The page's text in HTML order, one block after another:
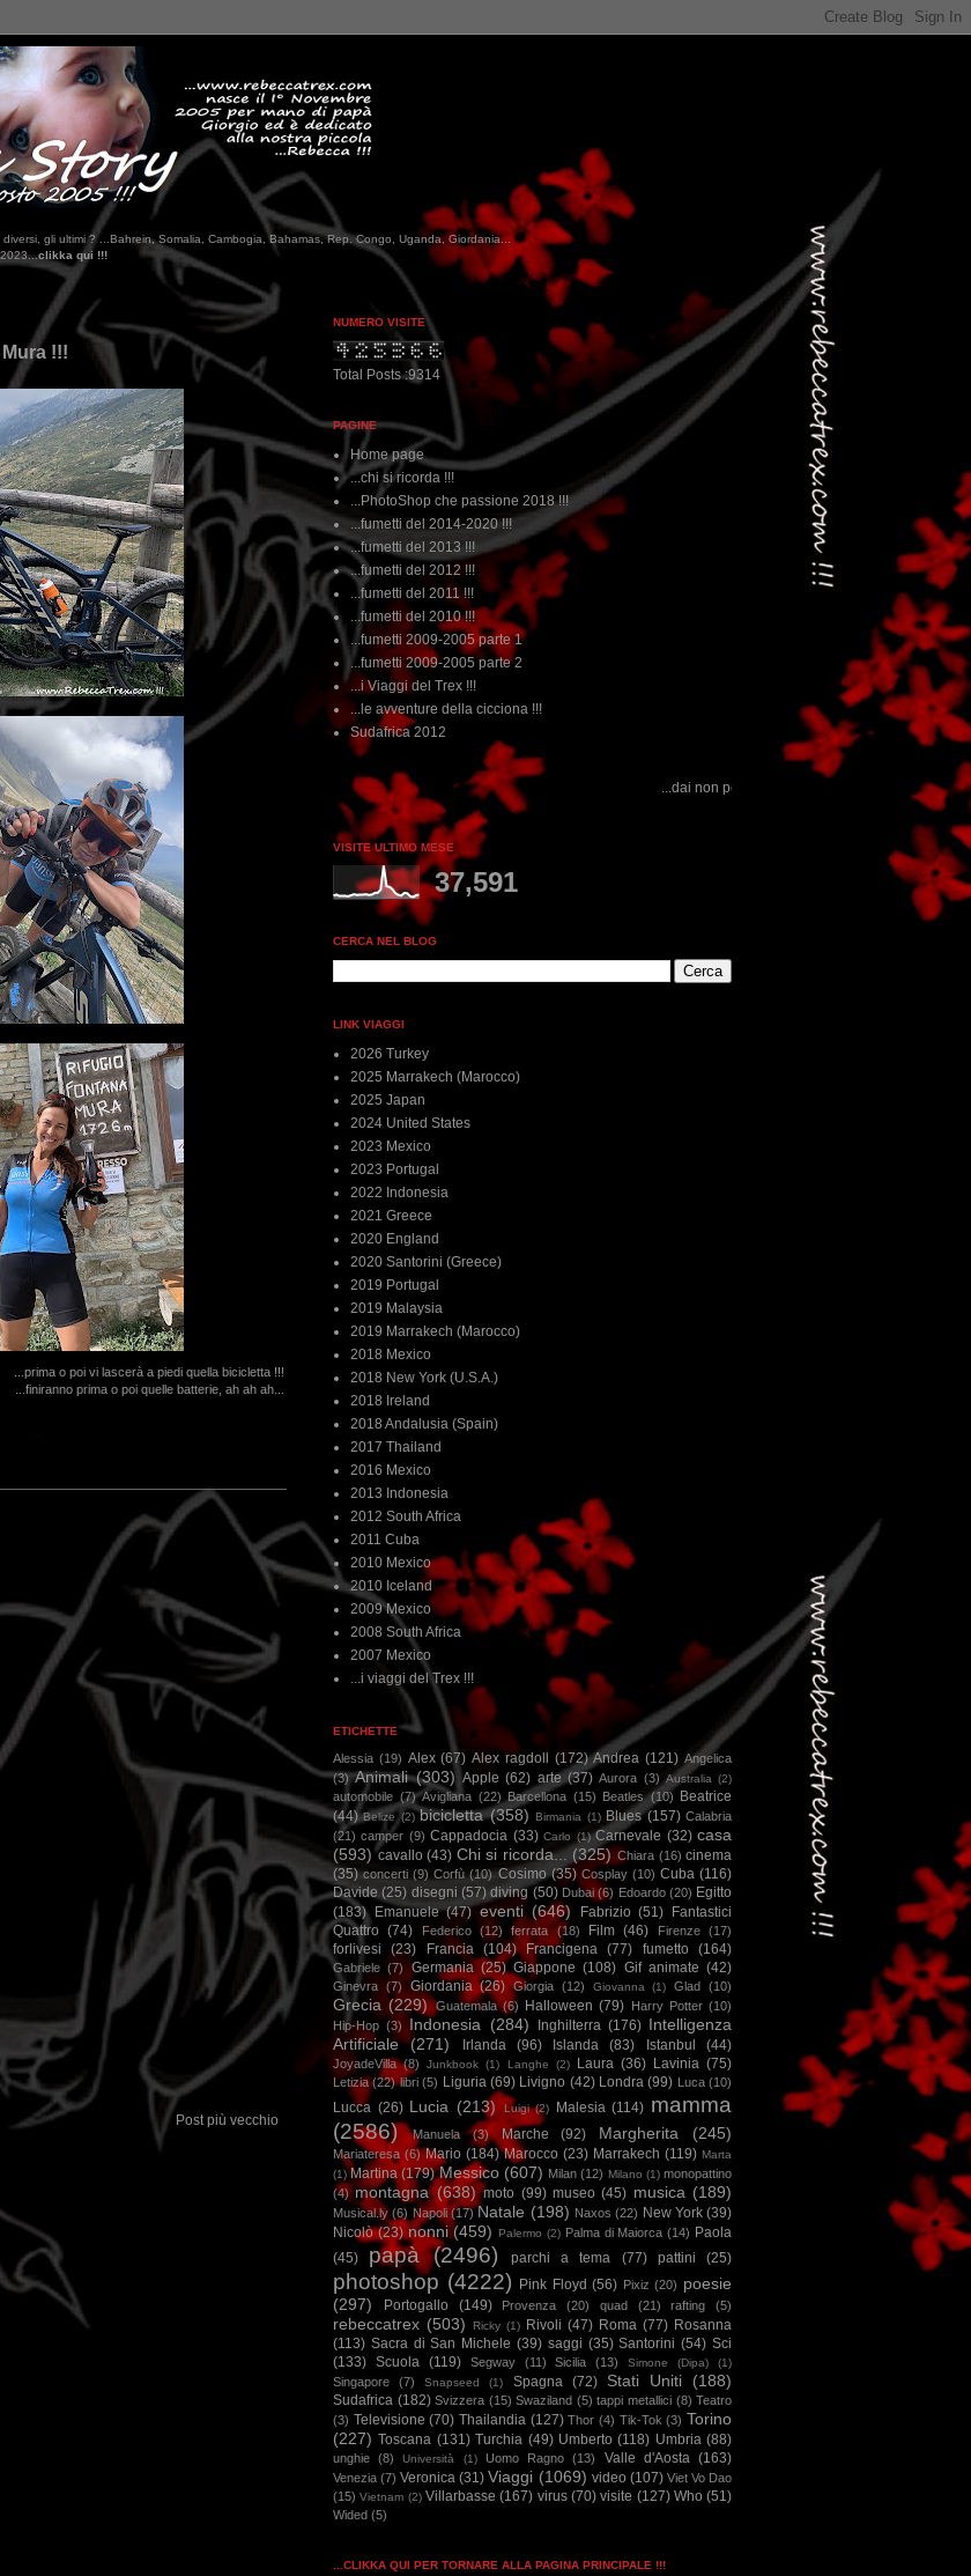
gli ultimi ? ...Bahrein, Somalia, Cambogia, Bahamas, Rep. Congo, Uganda, Giordania...
!!!
...prima o poi vi lascerà a piedi quella bicicletta !!!
...finiranno prima o poi quelle batterie, ah ah ah...
Post più vecchio
NUMERO VISITE
Total Posts :9314
PAGINE
Home page
...chi si ricorda !!!
...PhotoShop che passione 2018 !!!
...fumetti del 2014-2020 !!!
...fumetti del 2013 !!!
...fumetti del 2012 !!!
...fumetti del 2011 !!!
...fumetti del 2010 !!!
...fumetti 2009-2005 parte 1
...fumetti 2009-2005 parte 2
...i Viaggi del Trex !!!
...le avventure della cicciona !!!
Sudafrica 2012
...dai non perdere tempo, clikka "qui", c'è il meglio del www.rebeccatrex.com
VISITE ULTIMO MESE
37,591
CERCA NEL BLOG
LINK VIAGGI
2026 Turkey
2025 Marrakech (Marocco)
2025 Japan
2024 United States
2023 Mexico
2023 Portugal
2022 Indonesia
2021 Greece
2020 England
2020 Santorini (Greece)
2019 Portugal
2019 Malaysia
2019 Marrakech (Marocco)
2018 Mexico
2018 New York (U.S.A.)
2018 Ireland
2018 Andalusia (Spain)
2017 Thailand
2016 Mexico
2013 Indonesia
2012 South Africa
2011 Cuba
2010 Mexico
2010 Iceland
2009 Mexico
2008 South Africa
2007 Mexico
...i viaggi del Trex !!!
ETICHETTE
Alessia (19) Alex (67) Alex ragdoll (172) Andrea (121) Angelica
(3) Animali (303) Apple (62) arte (37) Aurora (3) Australia (2)
automobile (7) Avigliana (22) Barcellona (15) Beatles (10)
Beatrice
(44) Belize (2) bicicletta (358) Birmania (1) Blues (157) Calabria
(21) camper (9) Cappadocia (33) Carlo (1) Carnevale (32) casa
(593) cavallo (43) Chi si ricorda... (325) Chiara (16) cinema
(35) concerti (9) Corfù (10) Cosimo (35) Cosplay (10) Cuba (116)
Davide (25) disegni (57) diving (50) Dubai (6) Edoardo (20) Egitto
(183)
Emanuele (47) eventi (646) Fabrizio (51)
Fantastici
Quattro (74) Federico (12) ferrata (18) Film (46) Firenze (17)
forlivesi (23) Francia (104) Francigena (77) fumetto (164)
Gabriele (7) Germania (25) Giappone (108) Gif animate (42)
Ginevra (7) Giordania (26) Giorgia (12) Giovanna (1) Glad (10)
Grecia (229) Guatemala (6) Halloween (79) Harry Potter (10)
Hip-Hop (3) Indonesia (284) Inghilterra (176) Intelligenza
Artificiale
(271) Irlanda (96) Islanda (83) Istanbul (44)
JoyadeVilla (8) Junkbook (1) Langhe (2) Laura (36) Lavinia (75)
Letizia (22) libri (5) Liguria (69) Livigno (42) Londra (99) Luca (10)
Lucca (26) Lucia (213) Luigi (2) Malesia (114) mamma
(2586)
Manuela (3) Marche (92) Margherita (245)
Mariateresa (6) Mario (184) Marocco (23) Marrakech (119) Marta
(1) Martina (179) Messico (607) Milan (12) Milano (1) monopattino
(4) montagna (638) moto (99) museo (45) musica (189)
Musical.ly (6) Napoli (17) Natale (198) Naxos (22) New York (39)
Nicolò (23) nonni (459) Palermo (2) Palma di Maiorca (14) Paola
(45)
papà (2496) parchi a tema (77) pattini (25)
photoshop (4222) Pink Floyd (56) Pixiz (20) poesie
(297)
Portogallo (149) Provenza (20) quad (21) rafting (5)
rebeccatrex (503) Ricky (1) Rivoli (47) Roma (77) Rosanna
(113) Sacra di San Michele (39) saggi (35) Santorini (54) Sci
(133) Scuola (119) Segway (11) Sicilia (13) Simone (Dipa) (1)
Singapore (7) Snapseed (1) Spagna (72) Stati Uniti (188)
Sudafrica (182) Svizzera (15) Swaziland (5) tappi metallici (8) Teatro
(3) Televisione (70) Thailandia (127) Thor (4) Tik-Tok (3) Torino
(227) Toscana (131) Turchia (49) Umberto (118) Umbria (88)
unghie (8) Università (1) Uomo Ragno (13) Valle d'Aosta (163)
Venezia (7) Veronica (31) Viaggi (1069) video (107) Viet Vo Dao
(15) Vietnam (2) Villarbasse (167) virus (70) visite (127) Who (51)
Wided (5)
...CLIKKA QUI PER TORNARE ALLA PAGINA PRINCIPALE !!!